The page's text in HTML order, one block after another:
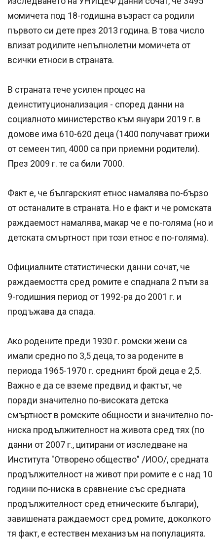
момичета под 18-годишна възраст са родили
първото си дете през 2013 година. В това число
влизат родилите непълнолетни момичета от
всички етноси в страната.
В страната тече усилен процес на
деинституционализация - според данни на
социалното министерство към януари 2019 г. в
домове има 610-620 деца (1400 получават грижи
от семеен тип, 4000 са при приемни родители).
През 2009 г. те са били 7000.
Факт е, че българският етнос намалява по-бързо
от останалите в страната. Но е факт и че ромската
раждаемост намалява, макар че е по-голяма (но и
детската смъртност при този етнос е по-голяма).
Официалните статистически данни сочат, че
раждаемостта сред ромите е спаднала 2 пъти за
9-годишния период от 1992-ра до 2001 г. и
продъжава да спада.
Ако родените преди 1930 г. ромски жени са
имали средно по 3,5 деца, то за родените в
периода 1965-1970 г. средният брой деца е 2,5.
Важно е да се вземе предвид и фактът, че
поради значително по-високата детска
смъртност в ромските общности и значително по-
ниска продължителност на живота сред тях (по
данни от 2007 г., цитирани от изследване на
Института "Отворено общество" /ИОО/, средната
продължителност на живот при ромите е с над 10
години по-ниска в сравнение със средната
продължителност сред етническите българи),
завишената раждаемост сред ромите, доколкото
тя факт, е естествен механизъм на популацията.